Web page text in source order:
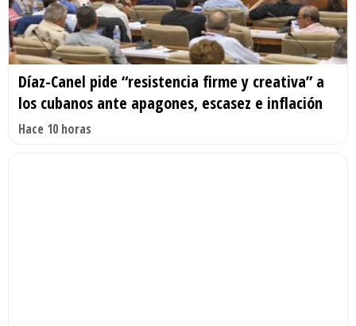
Díaz-Canel pide “resistencia firme y creativa” a
los cubanos ante apagones, escasez e inflación
Hace 10 horas